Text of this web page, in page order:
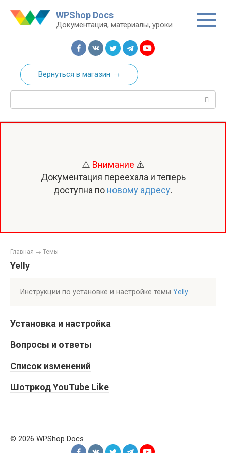
контенту
WPShop Docs
Документация, материалы, уроки
Вернуться в магазин →
⚠️ Внимание ⚠️
Документация переехала и теперь
доступна по новому адресу.
Главная → Темы
Yelly
Инструкции по установке и настройке темы Yelly
Установка и настройка
Вопросы и ответы
Список изменений
Шотркод YouTube Like
© 2026 WPShop Docs